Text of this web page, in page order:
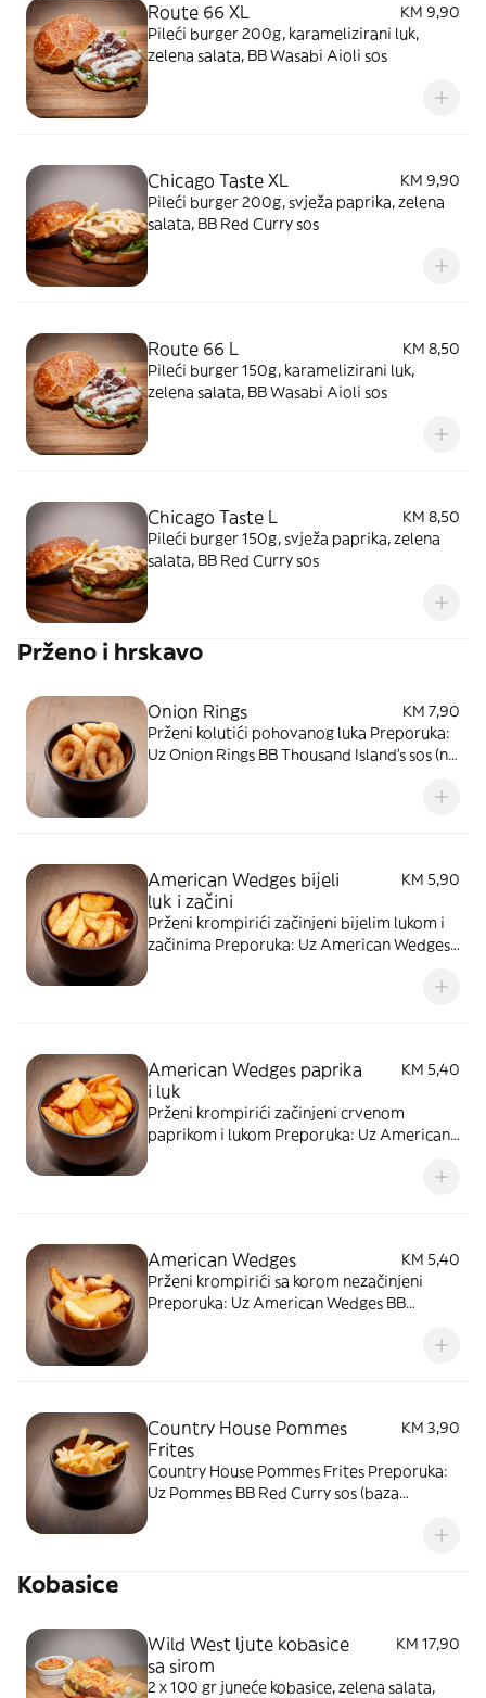
Route 66 XL
KM 9,90
Pileći burger 200g, karamelizirani luk,
zelena salata, BB Wasabi Aioli sos
Chicago Taste XL
KM 9,90
Pileći burger 200g, svježa paprika, zelena
salata, BB Red Curry sos
Route 66 L
KM 8,50
Pileći burger 150g, karamelizirani luk,
zelena salata, BB Wasabi Aioli sos
Chicago Taste L
KM 8,50
Pileći burger 150g, svježa paprika, zelena
salata, BB Red Curry sos
Prženo i hrskavo
Onion Rings
KM 7,90
Prženi kolutići pohovanog luka Preporuka:
Uz Onion Rings BB Thousand Island's sos (na
American Wedges bijeli
luk i začini
KM 5,90
Prženi krompirići začinjeni bijelim lukom i
začinima Preporuka: Uz American Wedges
American Wedges paprika
i luk
KM 5,40
Prženi krompirići začinjeni crvenom
paprikom i lukom Preporuka: Uz American
American Wedges
KM 5,40
Prženi krompirići sa korom nezačinjeni
Preporuka: Uz American Wedges BB
Country House Pommes
Frites
KM 3,90
Country House Pommes Frites Preporuka:
Uz Pommes BB Red Curry sos (baza
BB Thousand Island's sos (baza majoneze i
Kobasice
Wild West ljute kobasice
sa sirom
KM 17,90
2 x 100 gr juneće kobasice, zelena salata,